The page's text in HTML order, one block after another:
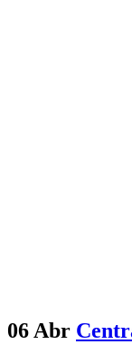
06 Abr